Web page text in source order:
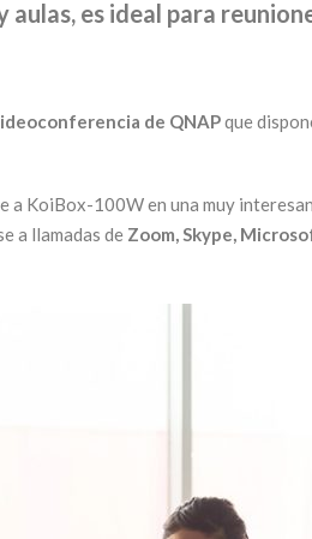
es ideal para
de QNAPque
KoiBox-100W en una muy
a llamadas de Zoom, Skype,